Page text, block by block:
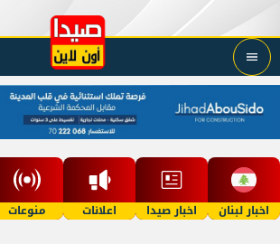
اخبار لبنان اخبار صيدا اعلانات منوعات